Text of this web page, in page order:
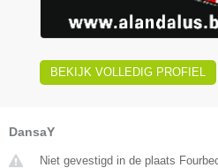
BEKIJK VOLLEDIG PROFIEL
DansaY
Niet gevestigd in de plaats